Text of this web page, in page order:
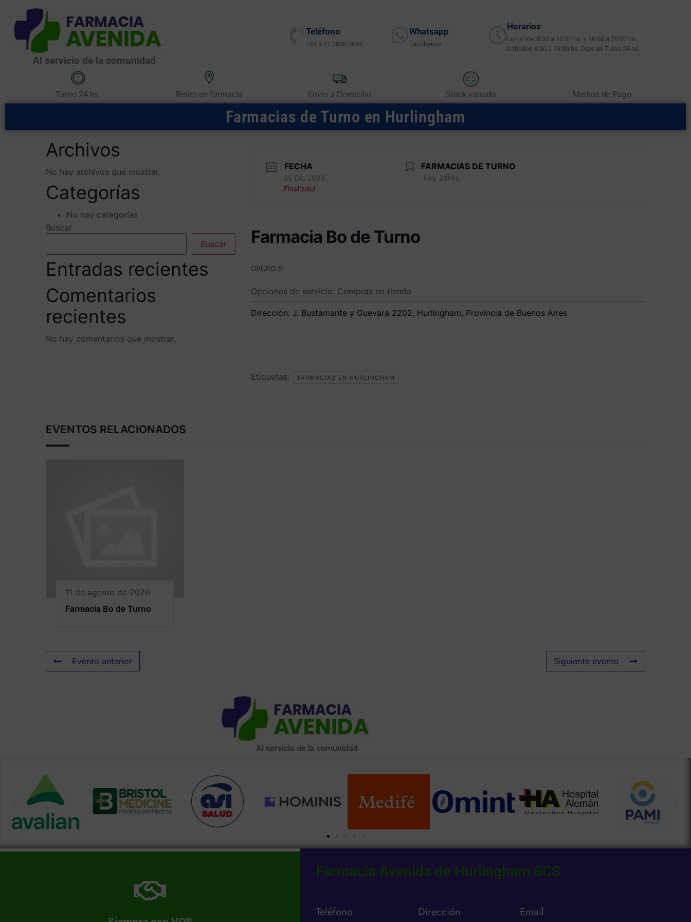
Al servicio de la comunidad
Teléfono
+54 9 11 2838 0654
Whatsapp
Escríbenos
Horarios
Lun a Vie: 8:30 a 13:00 hs. y 16:00 a 20:00 hs.
Sábados 8:30 a 13:00 hs. Días de Turno 24 hs.
Turno 24 hs. Retiro en farmacia Envío a Domicilio Stock variado Medios de Pago
Farmacias de Turno en Hurlingham
Archivos
No hay archivos que mostrar.
Categorías
No hay categorías
Buscar
Buscar
Entradas recientes
Comentarios
recientes
No hay comentarios que mostrar.
FECHA
25 Dic 2023
Finalizdo!
FARMACIAS DE TURNO
Hoy 24Hrs
Farmacia Bo de Turno
GRUPO R:
Opciones de servicio: Compras en tienda
Dirección: J. Bustamante y Guevara 2202, Hurlingham, Provincia de Buenos Aires
Etiquetas: FARMACIAS EN HURLINGHAM
EVENTOS RELACIONADOS
11 de agosto de 2026
Farmacia Bo de Turno
Evento anterior Siguiente evento
Al servicio de la comunidad
Somos una farmacia al servicio de nuestra comunidad
Más información de nuestra farmacia
Farmacia Avenida de Hurlingham SCS
Teléfono Dirección Email